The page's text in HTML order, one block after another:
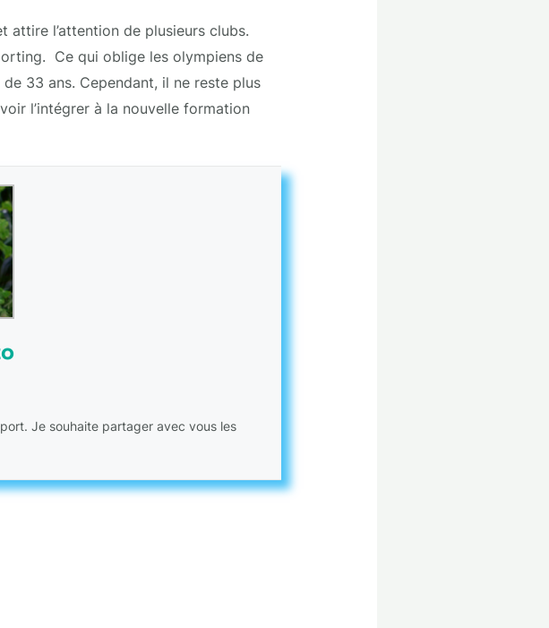
attire l’attention de plusieurs clubs.
Ce qui oblige les olympiens de
33 ans. Cependant, il ne reste plus
l’intégrer à la nouvelle formation
Je souhaite partager avec vous les